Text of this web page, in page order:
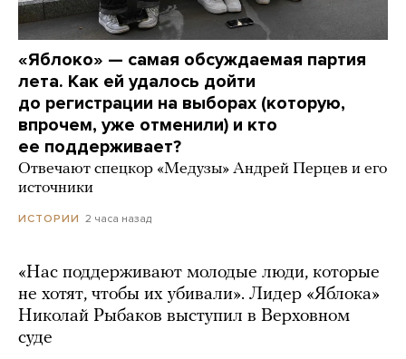
«Яблоко» — самая обсуждаемая партия
лета. Как ей удалось дойти
до регистрации на выборах (которую,
впрочем, уже отменили) и кто
ее поддерживает?
Отвечают спецкор «Медузы» Андрей Перцев и его
источники
ИСТОРИИ 2 часа назад
«Нас поддерживают молодые люди, которые
не хотят, чтобы их убивали». Лидер «Яблока»
Николай Рыбаков выступил в Верховном
суде